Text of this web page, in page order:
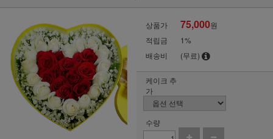
상품가 75,000원
적립금
1%
배송비
(무료)
케이크 추
가
수량